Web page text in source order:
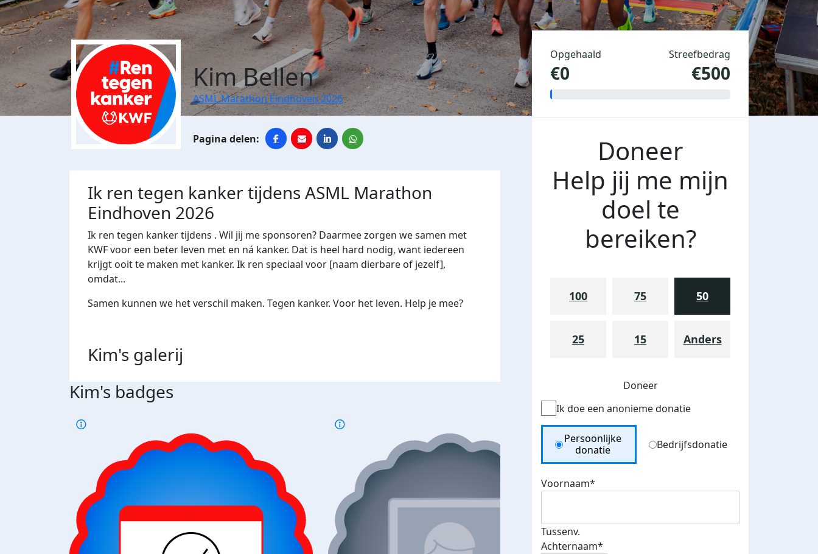
Kim Bellen
ASML Marathon Eindhoven 2026
Ik ren tegen kanker tijdens ASML Marathon
Eindhoven 2026
Ik ren tegen kanker tijdens . Wil jij me sponsoren? Daarmee zorgen we samen met
KWF voor een beter leven met en ná kanker. Dat is heel hard nodig, want iedereen
krijgt ooit te maken met kanker. Ik ren speciaal voor [naam dierbare of jezelf],
omdat...
Samen kunnen we het verschil maken. Tegen kanker. Voor het leven. Help je mee?
Kim's galerij
Kim's badges
Opgehaald
€0
Streefbedrag
€500
Doneer
Help jij me mijn
doel te
bereiken?
100 75 50
25 15 Anders
Doneer
Ik doe een anonieme donatie
Donation Type
Persoonlijke
donatie
Bedrijfsdonatie
Voornaam*
Tussenv.
Achternaam*